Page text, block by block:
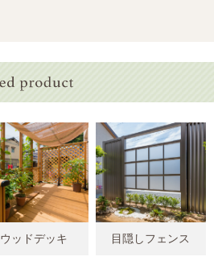
ウッドデッキ 目隠しフェンス